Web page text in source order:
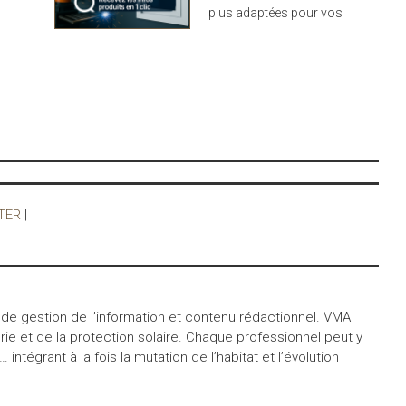
plus adaptées pour vos
|
gestion de l’information et contenu rédactionnel. VMA
et de la protection solaire. Chaque professionnel peut y
à la fois la mutation de l’habitat et l’évolution